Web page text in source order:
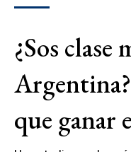
¿Sos clase
que ganar